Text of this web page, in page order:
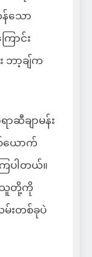
သော
ောင်း
ဘာ့ချ်က
ာဆီချာမန်း
ယောက်
ြပါတယ်။
သူတို့ကို
းတစ်ခုပဲ